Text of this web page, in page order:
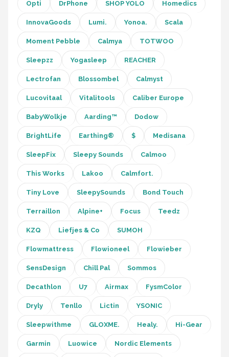
Opti DrPhone SHOP YOLO Homedics
InnovaGoods Lumi. Yonoa. Scala
Moment Pebble Calmya TOTWOO
Sleepzz Yogasleep REACHER
Lectrofan Blossombel Calmyst
Lucovitaal Vitalitools Caliber Europe
BabyWolkje Aarding™ Dodow
BrightLife Earthing® $ Medisana
SleepFix Sleepy Sounds Calmoo
This Works Lakoo Calmfort.
Tiny Love SleepySounds Bond Touch
Terraillon Alpine+ Focus Teedz
KZQ Liefjes & Co SUMOH
Flowmattress Flowioneel Flowieber
SensDesign Chill Pal Sommos
Decathlon U7 Airmax FysmColor
Dryly Tenllo Lictin YSONIC
Sleepwithme GLOXME. Healy. Hi-Gear
Garmin Luowice Nordic Elements